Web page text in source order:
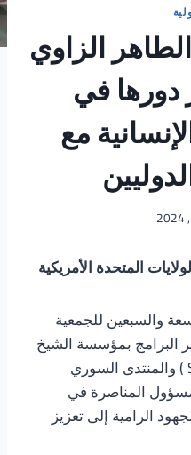
الزاوي
دورها في
مع
والسبعين للجمعية
البرامج بمؤسسة الشيخ
الطاهر الزاوي الخيرية (STACO ) والمنتدى السوري
المناصرة في
الرامية إلى تعزيز